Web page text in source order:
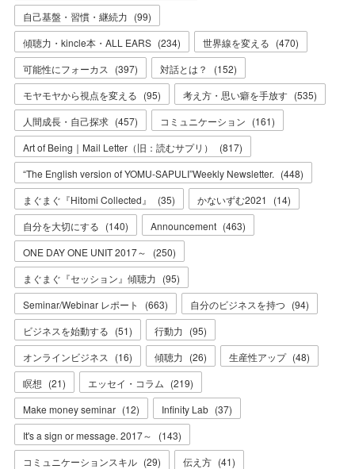
自己基盤・習慣・継続力 (99)
傾聴力・kincle本・ALL EARS (234) 世界線を変える (470)
可能性にフォーカス
(397) 対話とは？ (152)
モヤモヤから視点を変える (95) 考え方・思い癖を手放す (535)
人間成長・自己探求 (457) コミュニケーション (161)
Art of Being｜Mail Letter（旧：読むサプリ）
(817)
“The English version of YOMU-SAPULI”Weekly Newsletter. (448)
まぐまぐ『Hitomi Collected』
(35) かないずむ2021 (14)
自分を大切にする (140) Announcement (463)
ONE DAY ONE UNIT 2017～
(250)
まぐまぐ『セッション』傾聴力 (95)
Seminar/Webinar レポート
(663) 自分のビジネスを持つ (94)
ビジネスを始動する (51) 行動力 (95)
オンラインビジネス
(16) 傾聴力 (26) 生産性アップ (48)
瞑想 (21) エッセイ・コラム (219)
Make money seminar (12) Infinity Lab (37)
It's a sign or message. 2017～
(143)
コミュニケーションスキル (29) 伝え方 (41)